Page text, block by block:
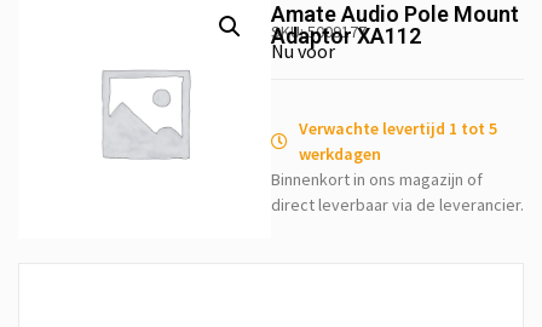
Amate Audio Pole Mount
Adaptor XA112
SKU: 5009177
Nu voor
Verwachte levertijd 1 tot 5
werkdagen
Binnenkort in ons magazijn of
direct leverbaar via de leverancier.